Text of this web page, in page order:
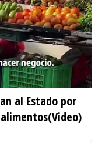
al Estado por